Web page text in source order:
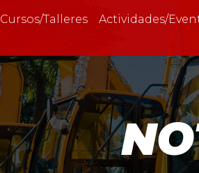
Cursos/Talleres Actividades/